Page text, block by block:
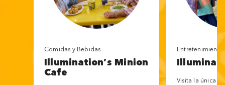
Comidas y Bebidas
Illumination’s Minion
Cafe
Entretenimiento
Visita la única